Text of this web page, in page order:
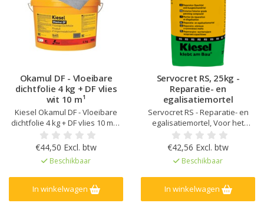
Okamul DF - Vloeibare
dichtfolie 4 kg + DF vlies
wit 10 m¹
Kiesel Okamul DF - Vloeibare
dichtfolie 4 kg + DF vlies 10 m1 ,
Hechtende dichtlaag onder
tegelwerk, Zeer flexibel en
Hoge scheuroverbrugging,
Sneldrogend, Geschikt voor
wanden voor de vochtklasse A
en A0, voor vloeren A0
€44,50 Excl. btw
Beschikbaar
In winkelwagen
Servocret RS, 25kg -
Reparatie- en
egalisatiemortel
Servocret RS - Reparatie- en
egalisatiemortel, Voor het
uitvlakken en afschot
aanbrengen, binnen,
buiten en onder water, Hoog
standvermogen, voor wand en
vloer, Voor het uitvlakken van
oneffenheden tot 50 mm
laagdikte, Voor gebruik onder
€42,56 Excl. btw
Beschikbaar
In winkelwagen